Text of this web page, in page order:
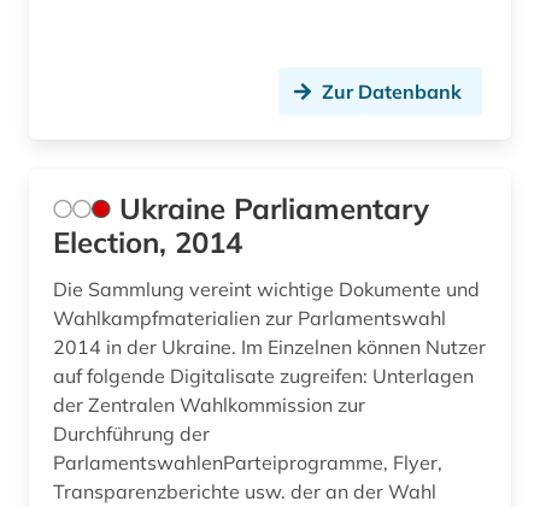
staat (5)
staatsduma (5)
staatsrecht (2)
stadtplanung (1)
Zur Datenbank
Ukraine Parliamentary
Election, 2014
Die Sammlung vereint wichtige Dokumente und
Wahlkampfmaterialien zur Parlamentswahl
2014 in der Ukraine. Im Einzelnen können Nutzer
auf folgende Digitalisate zugreifen: Unterlagen
der Zentralen Wahlkommission zur
Durchführung der
ParlamentswahlenParteiprogramme, Flyer,
Transparenzberichte usw. der an der Wahl